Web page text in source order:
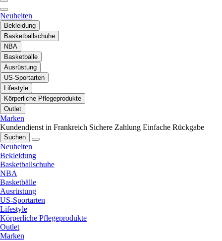
Neuheiten
Bekleidung
Basketballschuhe
NBA
Basketbälle
Ausrüstung
US-Sportarten
Lifestyle
Körperliche Pflegeprodukte
Outlet
Marken
Kundendienst in Frankreich Sichere Zahlung Einfache Rückgabe
Suchen
Neuheiten
Bekleidung
Basketballschuhe
NBA
Basketbälle
Ausrüstung
US-Sportarten
Lifestyle
Körperliche Pflegeprodukte
Outlet
Marken